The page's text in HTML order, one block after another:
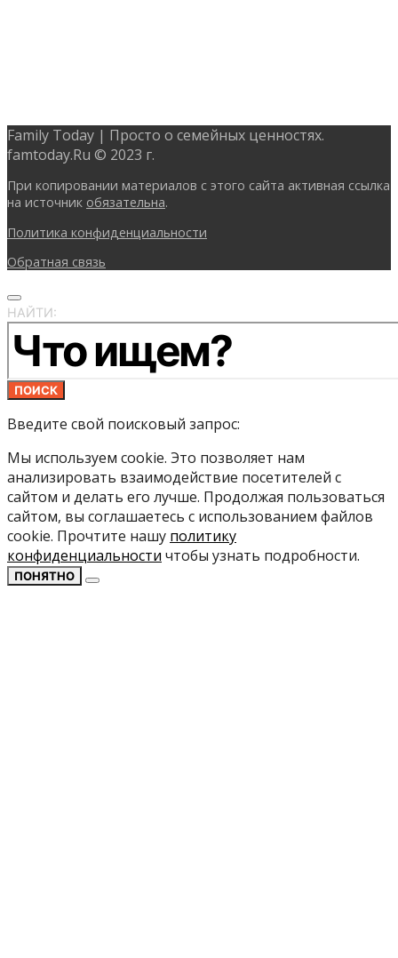
Family Today | Просто о семейных ценностях.
famtoday.Ru © 2023 г.
При копировании материалов с этого сайта активная ссылка
на источник обязательна.
Политика конфиденциальности
Обратная связь
НАЙТИ:
ПОИСК
Введите свой поисковый запрос:
Мы используем cookie. Это позволяет нам
анализировать взаимодействие посетителей с
сайтом и делать его лучше. Продолжая пользоваться
сайтом, вы соглашаетесь с использованием файлов
cookie. Прочтите нашу политику
конфиденциальности чтобы узнать подробности.
ПОНЯТНО